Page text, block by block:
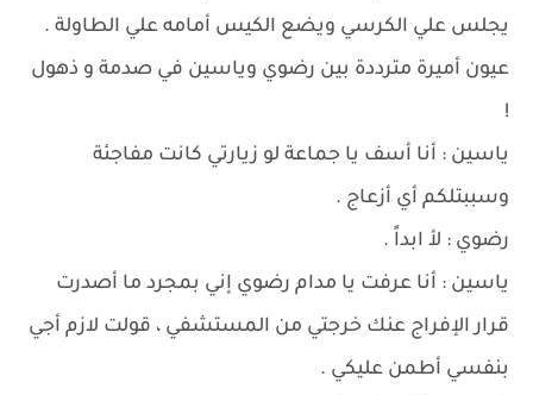
يجلس علي الكرسي ويضع الكيس أمامه علي الطاولة .
عيون أميرة مترددة بين رضوي وياسين في صدمة و ذهول
!
ياسين : أنا أسف يا جماعة لو زيارتي كانت مفاجئة
وسببتلكم أي أزعاج .
رضوي : لأ ابداً .
ياسين : أنا عرفت يا مدام رضوي إني بمجرد ما أصدرت
قرار الإفراج عنك خرجتي من المستشفي ، قولت لازم أجي
بنفسي أطمن عليكي .